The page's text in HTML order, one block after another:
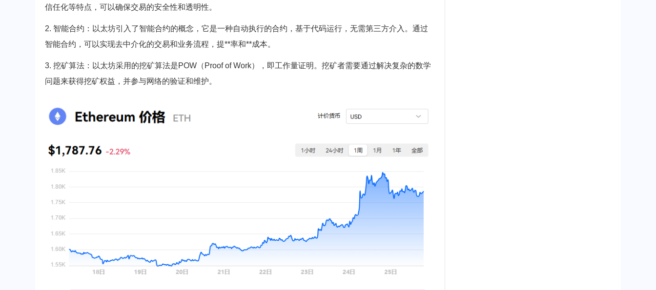
信任化等特点，可以确保交易的安全性和透明性。
2. 智能合约：以太坊引入了智能合约的概念，它是一种自动执行的合约，基于代码运行，无需第三方介入。通过
智能合约，可以实现去中介化的交易和业务流程，提**率和**成本。
3. 挖矿算法：以太坊采用的挖矿算法是POW（Proof of Work），即工作量证明。挖矿者需要通过解决复杂的数学
问题来获得挖矿权益，并参与网络的验证和维护。